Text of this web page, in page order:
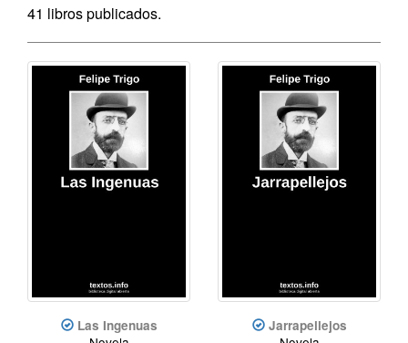
41 libros publicados.
Las Ingenuas Jarrapellejos